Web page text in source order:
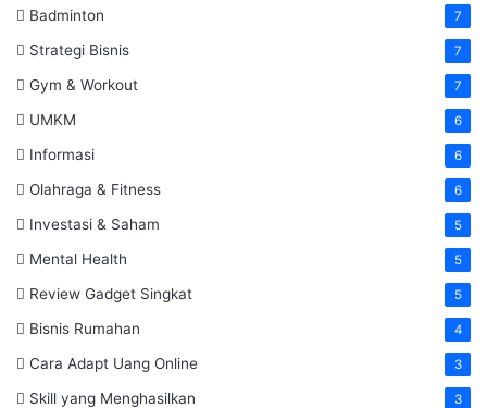
Badminton 7
Strategi Bisnis 7
Gym & Workout 7
UMKM 6
Informasi 6
Olahraga & Fitness 6
Investasi & Saham 5
Mental Health 5
Review Gadget Singkat 5
Bisnis Rumahan 4
Cara Adapt Uang Online 3
Skill yang Menghasilkan 3